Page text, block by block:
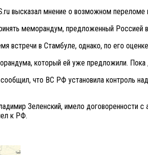
высказал мнение о возможном
меморандум, предложенный Россией
в Стамбуле, однако, по его
который ей уже предложили.
что ВС РФ установила контроль
Зеленский, имело договоренности с
к РФ.